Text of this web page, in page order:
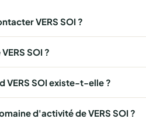
VERS SOI ?
SOI ?
VERS SOI existe-t-elle ?
d'activité de VERS SOI ?